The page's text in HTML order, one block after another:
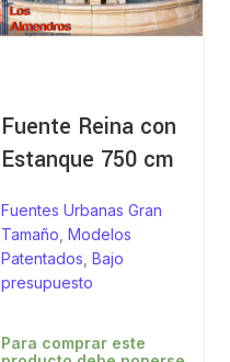
Fuente Reina con
Estanque 750 cm
Fuentes Urbanas Gran
Tamaño Modelos
Patentados Bajo
presupuesto
Para comprar este